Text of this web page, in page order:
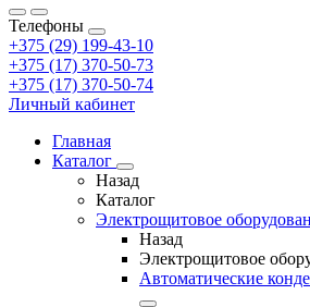
Телефоны
+375 (29) 199-43-10
+375 (17) 370-50-73
+375 (17) 370-50-74
Личный кабинет
Главная
Каталог
Назад
Каталог
Электрощитовое
Назад
Электрощитовое
Автоматические